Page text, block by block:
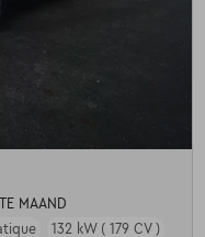
MAAND
132 kW ( 179 CV )